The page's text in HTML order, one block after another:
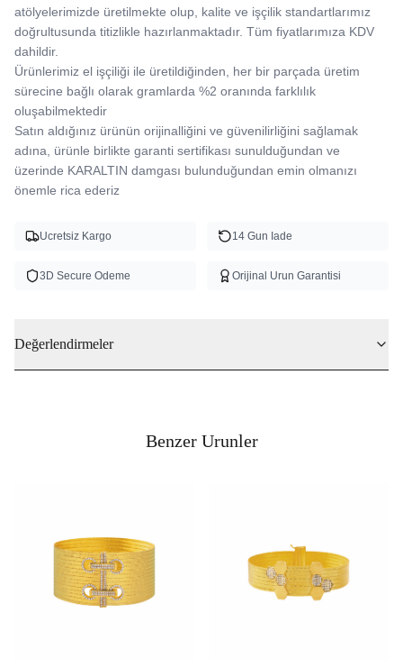
atölyelerimizde üretilmekte olup, kalite ve işçilik standartlarımız
doğrultusunda titizlikle hazırlanmaktadır. Tüm fiyatlarımıza KDV
dahildir.
Ürünlerimiz el işçiliği ile üretildiğinden, her bir parçada üretim
sürecine bağlı olarak gramlarda %2 oranında farklılık
oluşabilmektedir
Satın aldığınız ürünün orijinalliğini ve güvenilirliğini sağlamak
adına, ürünle birlikte garanti sertifikası sunulduğundan ve
üzerinde KARALTIN damgası bulunduğundan emin olmanızı
önemle rica ederiz
Ucretsiz Kargo 14 Gun Iade
3D Secure Odeme Orijinal Urun Garantisi
Değerlendirmeler
Benzer Urunler